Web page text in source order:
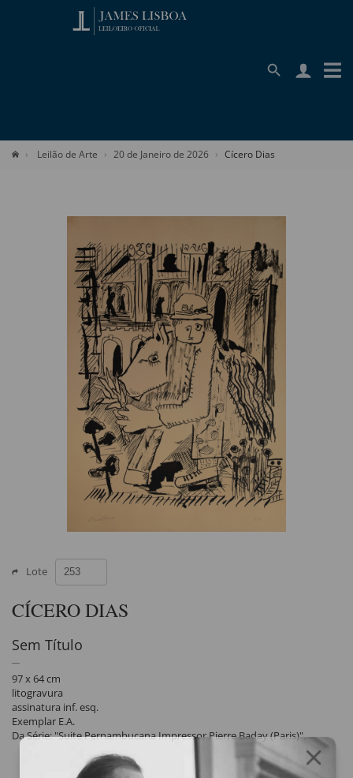
Leilão de Arte 20 de Janeiro de 2026 Cícero Dias
Lote
CÍCERO DIAS
Sem Título
97 x 64 cm
litogravura
assinatura inf. esq.
Exemplar E.A.
Da Série: "Suite Pernambucana Impressor Pierre Baday (Paris)".